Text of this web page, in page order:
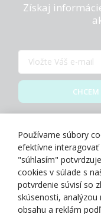
Získaj
O NÁS
Používame súbory
efektívne
"súhlasím"
cookies v súlade s
potvrdenie súvisí so
skúsenosti,
obsahu a reklám